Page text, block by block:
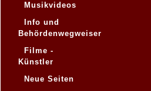
Musikvideos
Info und
Behördenwegweiser
Filme -
Künstler
Neue Seiten